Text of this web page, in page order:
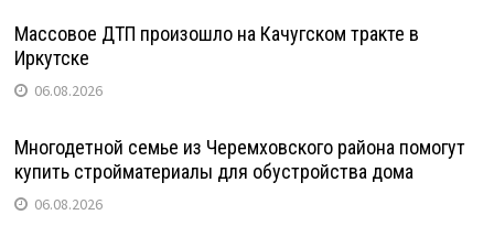
Массовое ДТП произошло на Качугском тракте в
Иркутске
06.08.2026
Многодетной семье из Черемховского района помогут
купить стройматериалы для обустройства дома
06.08.2026